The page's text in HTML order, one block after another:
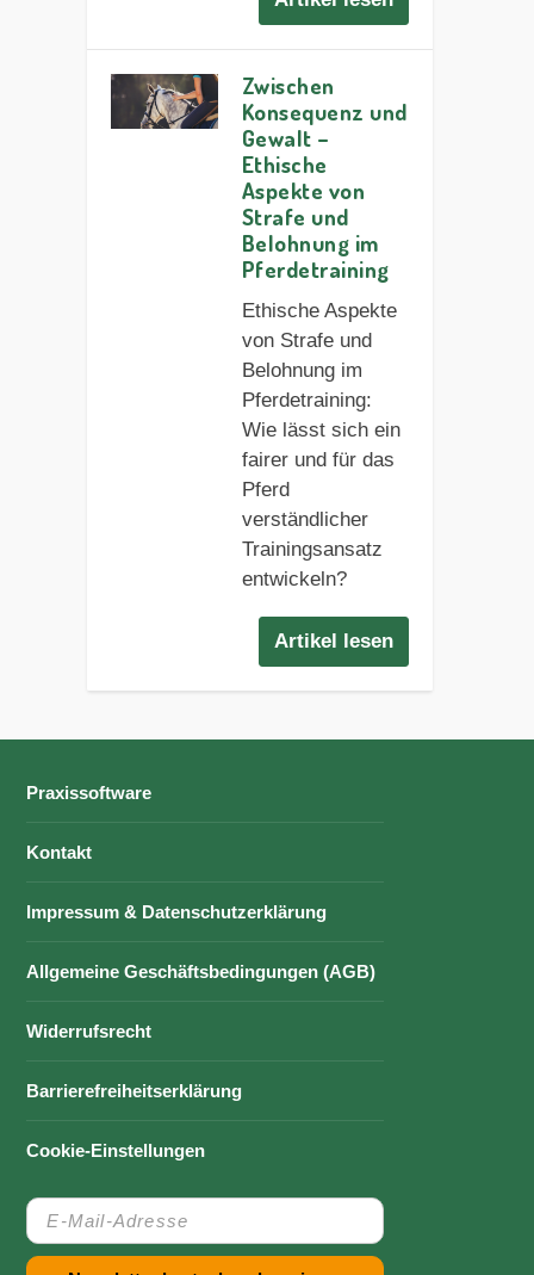
Zwischen
Konsequenz und
Gewalt –
Ethische
Aspekte von
Strafe und
Belohnung im
Pferdetraining
Ethische Aspekte
von Strafe und
Belohnung im
Pferdetraining:
Wie lässt sich ein
fairer und für das
Pferd
verständlicher
Trainingsansatz
entwickeln?
Artikel lesen
Praxissoftware
Kontakt
Impressum & Datenschutzerklärung
Allgemeine Geschäftsbedingungen (AGB)
Widerrufsrecht
Barrierefreiheitserklärung
Cookie-Einstellungen